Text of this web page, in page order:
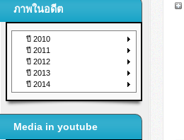
ภาพในอดีต
ปี 2010
ปี 2011
ปี 2012
ปี 2013
ปี 2014
Media in youtube